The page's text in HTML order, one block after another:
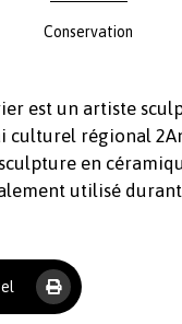
panier
Revenir à l'Artotek
Conservation
est un artiste
culturel régional
en
utilisé